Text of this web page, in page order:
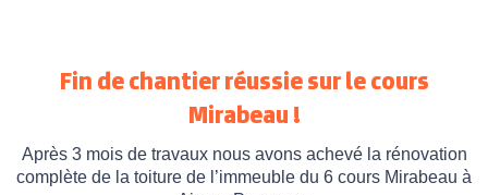
Fin de chantier réussie sur le cours
Mirabeau !
Après 3 mois de travaux nous avons achevé la rénovation
complète de la toiture de l’immeuble du 6 cours Mirabeau à